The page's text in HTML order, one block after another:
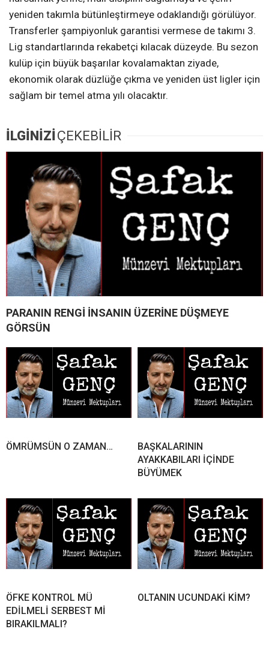
yeniden takımla bütünleştirmeye odaklandığı görülüyor.
Transferler şampiyonluk garantisi vermese de takımı 3.
Lig standartlarında rekabetçi kılacak düzeyde. Bu sezon
kulüp için büyük başarılar kovalamaktan ziyade,
ekonomik olarak düzlüğe çıkma ve yeniden üst ligler için
sağlam bir temel atma yılı olacaktır.
İLGİNİZİ ÇEKEBİLİR
PARANIN RENGİ İNSANIN ÜZERİNE DÜŞMEYE
GÖRSÜN
ÖMRÜMSÜN O ZAMAN…
BAŞKALARININ
AYAKKABILARI İÇİNDE
BÜYÜMEK
ÖFKE KONTROL MÜ
EDİLMELİ SERBEST Mİ
BIRAKILMALI?
OLTANIN UCUNDAKİ KİM?